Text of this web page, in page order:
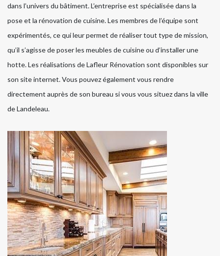
dans l’univers du bâtiment. L’entreprise est spécialisée dans la
pose et la rénovation de cuisine. Les membres de l’équipe sont
expérimentés, ce qui leur permet de réaliser tout type de mission,
qu’il s’agisse de poser les meubles de cuisine ou d’installer une
hotte. Les réalisations de Lafleur Rénovation sont disponibles sur
son site internet. Vous pouvez également vous rendre
directement auprès de son bureau si vous vous situez dans la ville
de Landeleau.